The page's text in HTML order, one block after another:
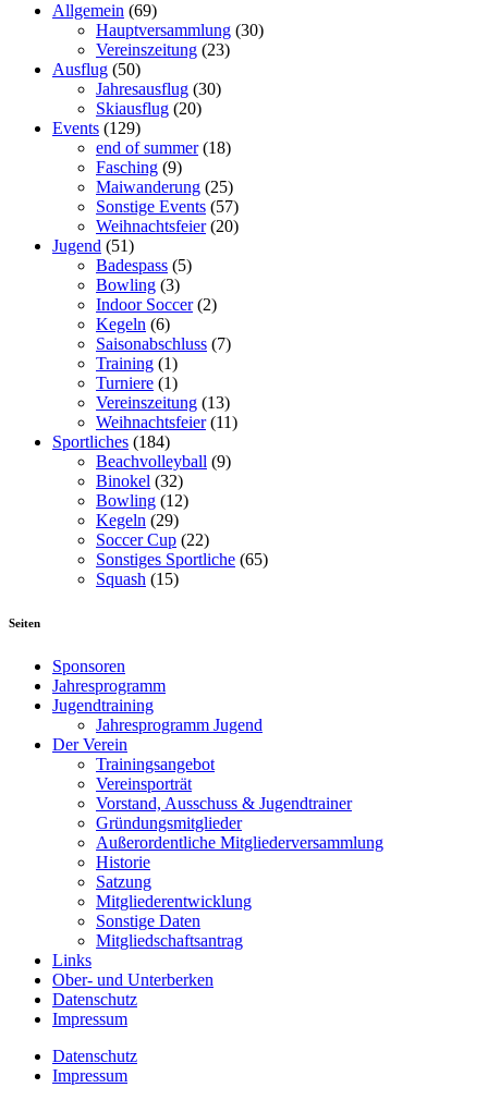
Allgemein (69)
Hauptversammlung (30)
Vereinszeitung (23)
Ausflug (50)
Jahresausflug (30)
Skiausflug (20)
Events (129)
end of summer(18)
Fasching (9)
Maiwanderung (25)
Sonstige Events (57)
Weihnachtsfeier(20)
Jugend (51)
Badespass (5)
Bowling (3)
Indoor Soccer(2)
Kegeln (6)
Saisonabschluss (7)
Training (1)
Turniere (1)
Vereinszeitung (13)
Weihnachtsfeier(11)
Sportliches (184)
Beachvolleyball (9)
Binokel (32)
Bowling (12)
Kegeln (29)
Soccer Cup (22)
Sonstiges Sportliche (65)
Squash (15)
Seiten
Sponsoren
Jahresprogramm
Jugendtraining
Jahresprogramm Jugend
Der Verein
Trainingsangebot
Vereinsporträt
Vorstand, Ausschuss & Jugendtrainer
Gründungsmitglieder
Außerordentliche Mitgliederversammlung
Historie
Satzung
Mitgliederentwicklung
Sonstige Daten
Mitgliedschaftsantrag
Links
Ober- und Unterberken
Datenschutz
Impressum
Datenschutz
Impressum